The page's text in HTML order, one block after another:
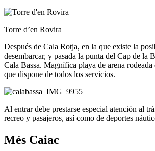
Torre d’en Rovira
Después de Cala Rotja, en la que existe la
desembarcar, y pasada la punta del Cap de la
Cala Bassa. Magnífica playa de arena rodeada
que dispone de todos los servicios.
Al entrar debe prestarse especial atención al
recreo y pasajeros, así como de deportes
Més Caiac